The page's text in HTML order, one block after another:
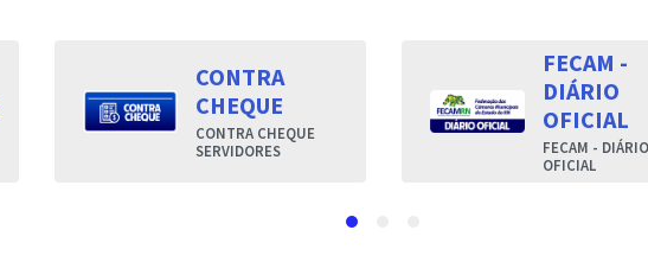
CONTRA
CHEQUE
CONTRA CHEQUE
SERVIDORES
FECAM -
DIÁRIO
OFICIAL
FECAM - DIÁRIO
OFICIAL